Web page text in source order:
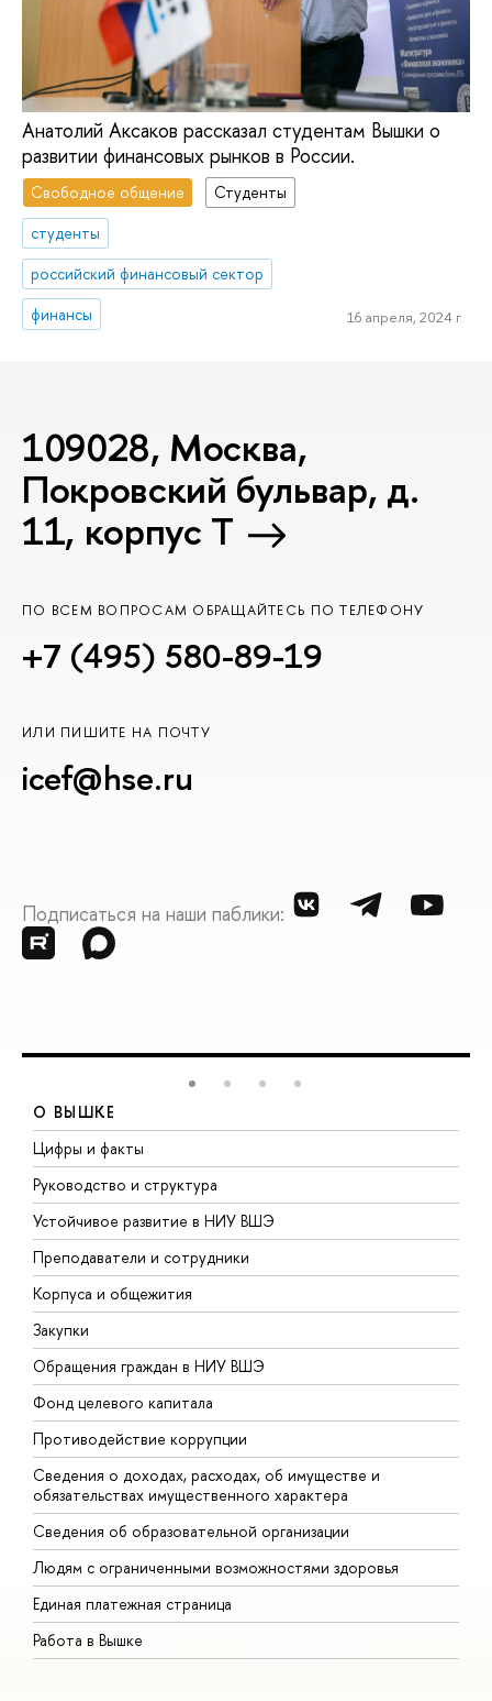
Анатолий Аксаков рассказал студентам Вышки о
развитии финансовых рынков в России.
Свободное общение
Студенты
студенты
российский финансовый сектор
финансы
16 апреля, 2024 г.
109028, Москва,
Покровский бульвар, д.
11, корпус T
ПО ВСЕМ ВОПРОСАМ ОБРАЩАЙТЕСЬ ПО ТЕЛЕФОНУ
+7 (495) 580-89-19
ИЛИ ПИШИТЕ НА ПОЧТУ
icef@hse.ru
Подписаться на наши паблики:
О ВЫШКЕ
Цифры и факты
Руководство и структура
Устойчивое развитие в НИУ ВШЭ
Преподаватели и сотрудники
Корпуса и общежития
Закупки
Обращения граждан в НИУ ВШЭ
Фонд целевого капитала
Противодействие коррупции
Сведения о доходах, расходах, об имуществе и
обязательствах имущественного характера
Сведения об образовательной организации
Людям с ограниченными возможностями здоровья
Единая платежная страница
Работа в Вышке